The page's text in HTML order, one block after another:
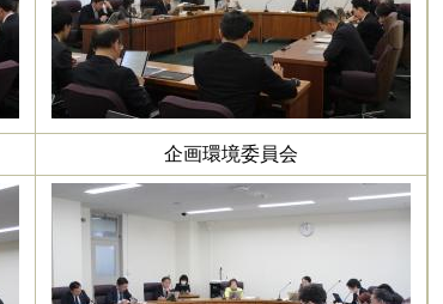
企画環境委員会